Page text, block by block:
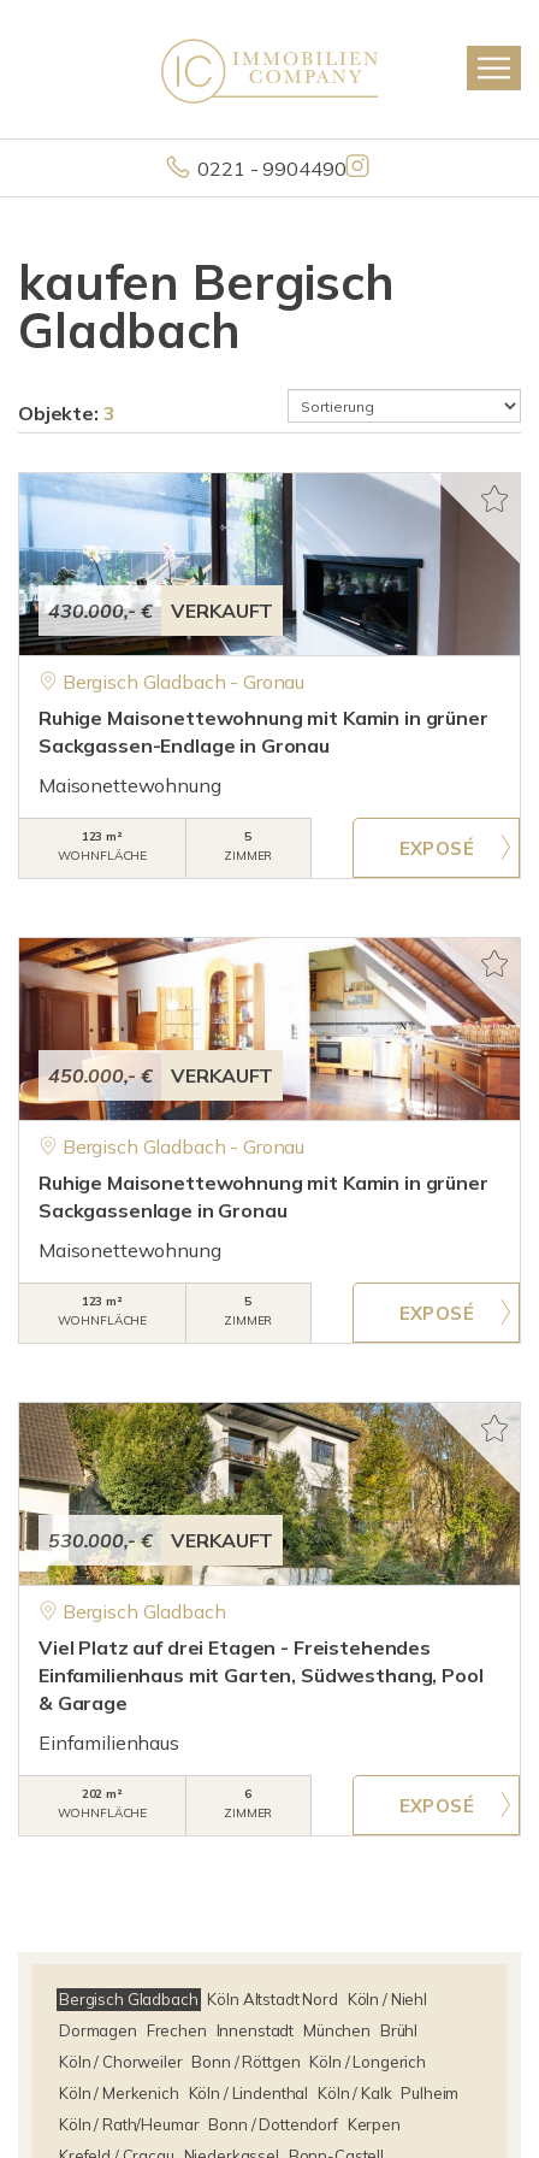
0221 - 9904490
kaufen Bergisch
Gladbach
Objekte: 3
430.000,- € VERKAUFT
Bergisch Gladbach - Gronau
Ruhige Maisonettewohnung mit Kamin in grüner
Sackgassen-Endlage in Gronau
Maisonettewohnung
123 m²
WOHNFLÄCHE
5
ZIMMER
450.000,- € VERKAUFT
Bergisch Gladbach - Gronau
Ruhige Maisonettewohnung mit Kamin in grüner
Sackgassenlage in Gronau
Maisonettewohnung
123 m²
WOHNFLÄCHE
5
ZIMMER
530.000,- € VERKAUFT
Bergisch Gladbach
Viel Platz auf drei Etagen - Freistehendes
Einfamilienhaus mit Garten, Südwesthang, Pool
& Garage
Einfamilienhaus
202 m²
WOHNFLÄCHE
6
ZIMMER
Bergisch Gladbach Köln Altstadt Nord
Köln / Niehl
Dormagen
Frechen Innenstadt München
Brühl
Köln / Chorweiler Bonn / Röttgen Köln / Longerich
Köln / Merkenich
Köln / Lindenthal Köln / Kalk Pulheim
Köln / Rath/Heumar Bonn / Dottendorf Kerpen